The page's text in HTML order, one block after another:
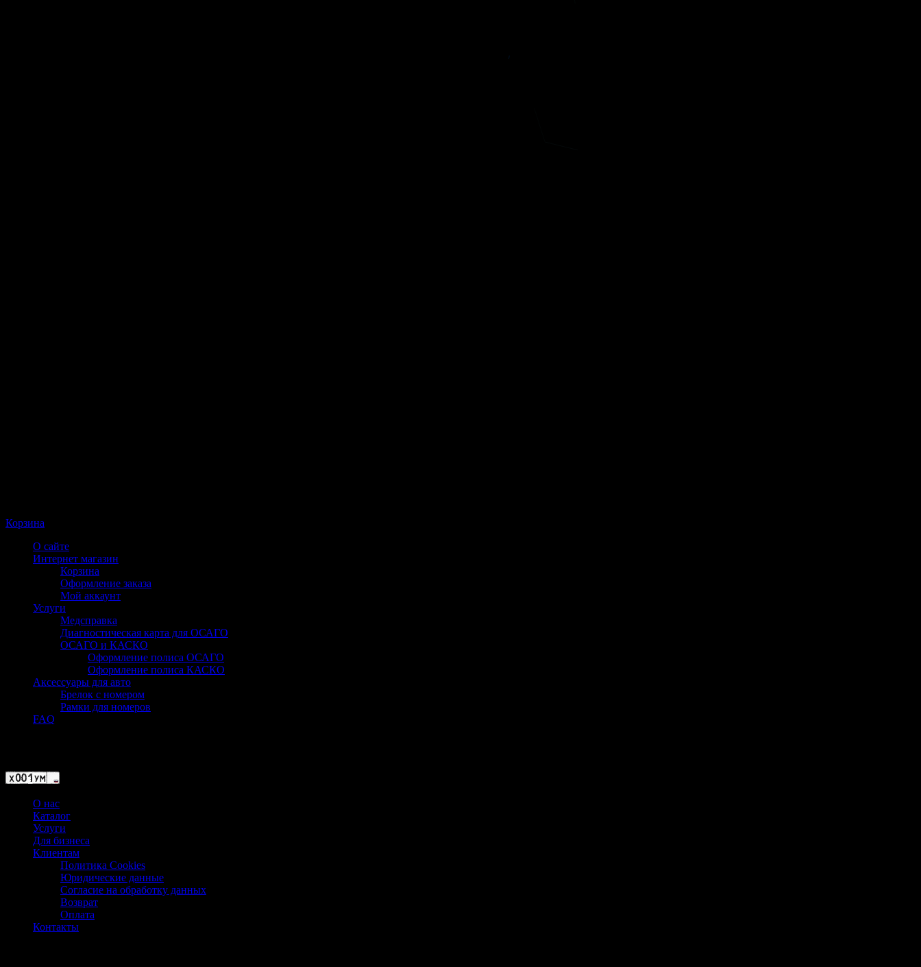
Корзина
О сайте
Интернет магазин
Корзина
Оформление заказа
Мой аккаунт
Услуги
Медсправка
Диагностическая карта для ОСАГО
ОСАГО и КАСКО
Оформление полиса ОСАГО
Оформление полиса КАСКО
Аксессуары для авто
Брелок с номером
Рамки для номеров
FAQ
О нас
Каталог
Услуги
Для бизнеса
Клиентам
Политика Cookies
Юридические данные
Согласие на обработку данных
Возврат
Оплата
Контакты